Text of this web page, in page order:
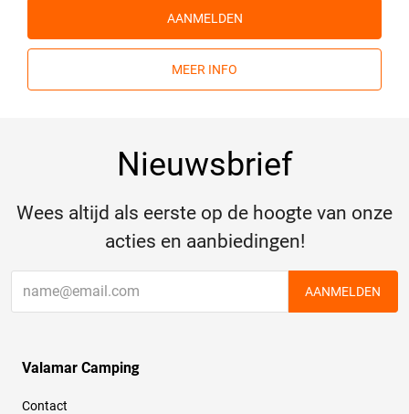
AANMELDEN
MEER INFO
Nieuwsbrief
Wees altijd als eerste op de hoogte van onze
acties en aanbiedingen!
AANMELDEN
Valamar Camping
Contact